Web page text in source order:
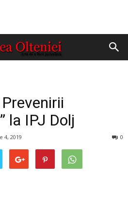
la IPJ Dolj
4, 2019 0